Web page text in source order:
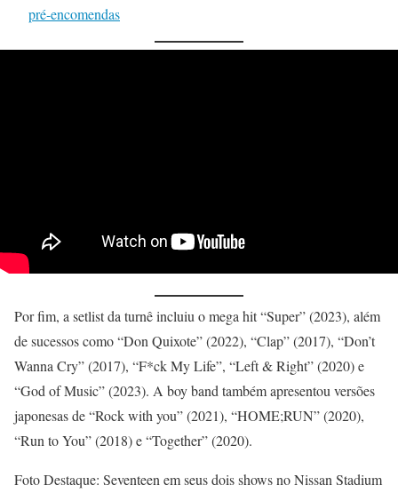
pré-encomendas
Por fim, a setlist da turnê incluiu o mega hit “Super” (2023), além
de sucessos como “Don Quixote” (2022), “Clap” (2017), “Don’t
Wanna Cry” (2017), “F*ck My Life”, “Left & Right” (2020) e
“God of Music” (2023). A boy band também apresentou versões
japonesas de “Rock with you” (2021), “HOME;RUN” (2020),
“Run to You” (2018) e “Together” (2020).
Foto Destaque: Seventeen em seus dois shows no Nissan Stadium